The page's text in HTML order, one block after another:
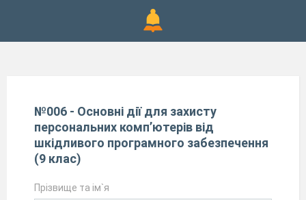
№006 - Основні дії для захисту
персональних комп’ютерів від
шкідливого програмного забезпечення
(9 клас)
Прізвище та ім`я